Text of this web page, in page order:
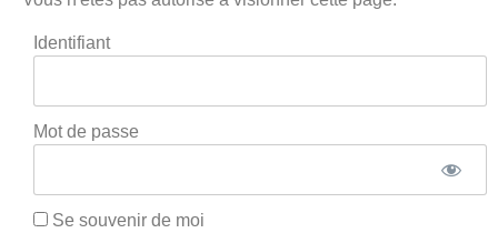
Identifiant
Mot de passe
Se souvenir de moi